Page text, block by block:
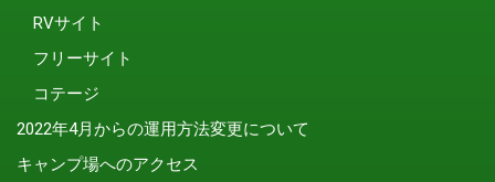
RVサイト
フリーサイト
コテージ
2022年4月からの運用方法変更について
キャンプ場へのアクセス